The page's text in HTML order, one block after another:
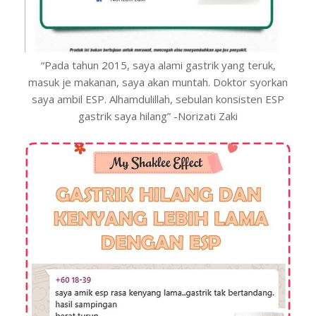
“Pada tahun 2015, saya alami gastrik yang teruk,
masuk je makanan, saya akan muntah. Doktor syorkan
saya ambil ESP. Alhamdulillah, sebulan konsisten ESP
gastrik saya hilang” -Norizati Zaki